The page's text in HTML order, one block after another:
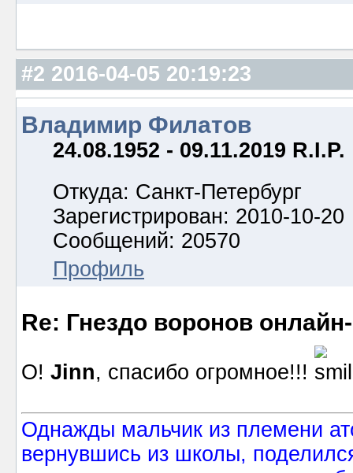
#2 2016-04-05 20:19:23
Владимир Филатов
24.08.1952 - 09.11.2019 R.I.P.
Откуда: Санкт-Петербург
Зарегистрирован: 2010-10-20
Сообщений: 20570
Профиль
Re: Гнездо воронов
О! Jinn, спасибо огромное!!!
Однажды мальчик из племени
вернувшись из школы,